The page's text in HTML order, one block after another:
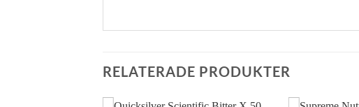
RELATERADE PRODUKTER